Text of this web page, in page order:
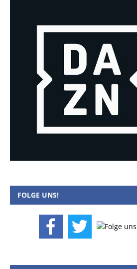
FOLGE UNS!